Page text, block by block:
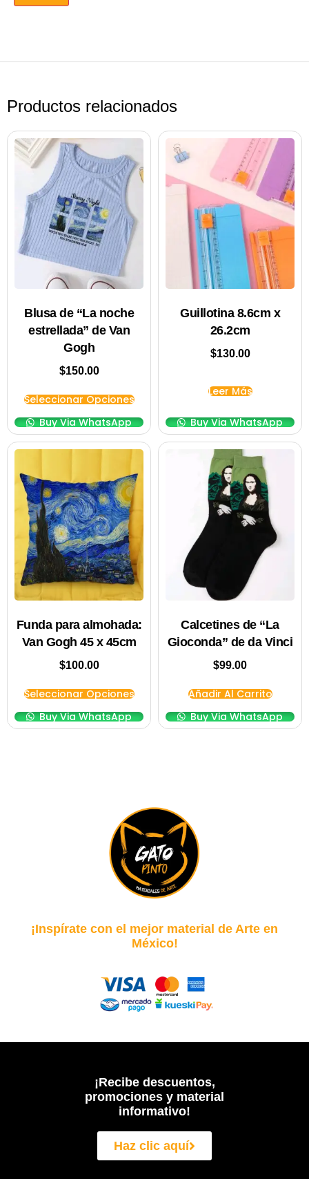
Productos relacionados
Blusa de “La noche
estrellada” de Van
Gogh
$150.00
Seleccionar Opciones
Buy Via WhatsApp
Guillotina 8.6cm x
26.2cm
$130.00
Leer Más
Buy Via WhatsApp
Funda para almohada:
Van Gogh 45 x 45cm
$100.00
Seleccionar Opciones
Buy Via WhatsApp
Calcetines de “La
Gioconda” de da Vinci
$99.00
Añadir Al Carrito
Buy Via WhatsApp
¡Inspírate con el mejor material de Arte en
México!
¡Recibe descuentos,
promociones y material
informativo!
Haz clic aquí